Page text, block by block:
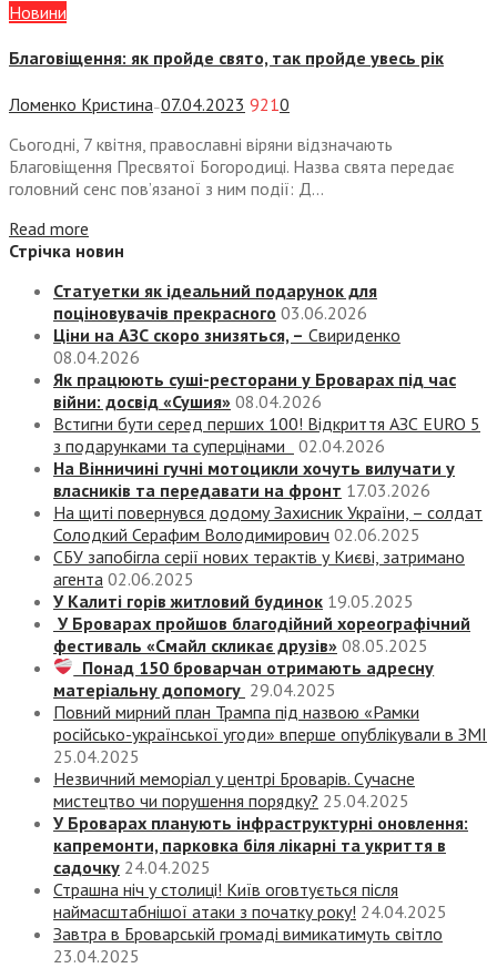
Новини
Благовіщення: як пройде свято, так пройде увесь рік
Ломенко Кристина —07.04.2023 9210
Сьогодні, 7 квітня, православні віряни відзначають
Благовіщення Пресвятої Богородиці. Назва свята передає
головний сенс пов’язаної з ним події: Д...
Read more
Стрічка новин
Статуетки як ідеальний подарунок для
поціновувачів прекрасного 03.06.2026
Ціни на АЗС скоро знизяться, – Свириденко
08.04.2026
Як працюють суші-ресторани у Броварах під час
війни: досвід «Сушия» 08.04.2026
Встигни бути серед перших 100! Відкриття АЗС EURO 5
з подарунками та суперцінами
02.04.2026
На Вінничині гучні мотоцикли хочуть вилучати у
власників та передавати на фронт 17.03.2026
На щиті повернувся додому Захисник України, – солдат
Солодкий Серафим Володимирович 02.06.2025
СБУ запобігла серії нових терактів у Києві, затримано
агента 02.06.2025
У Калиті горів житловий будинок 19.05.2025
У Броварах пройшов благодійний хореографічний
фестиваль «Смайл скликає друзів» 08.05.2025
Понад 150 броварчан отримають адресну
матеріальну допомогу 29.04.2025
Повний мирний план Трампа під назвою «‎Рамки
російсько-української угоди» вперше опублікували в ЗМІ
25.04.2025
Незвичний меморіал у центрі Броварів. Сучасне
мистецтво чи порушення порядку? 25.04.2025
У Броварах планують інфраструктурні оновлення:
капремонти, парковка біля лікарні та укриття в
садочку 24.04.2025
Страшна ніч у столиці! Київ оговтується після
наймасштабнішої атаки з початку року! 24.04.2025
Завтра в Броварській громаді вимикатимуть світло
23.04.2025